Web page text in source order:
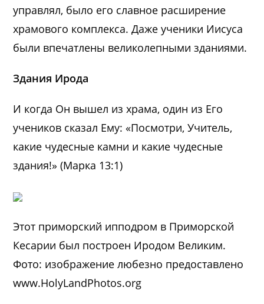
управлял, было его славное расширение
храмового комплекса. Даже ученики Иисуса
были впечатлены великолепными зданиями.
Здания Ирода
И когда Он вышел из храма, один из Его
учеников сказал Ему: «Посмотри, Учитель,
какие чудесные камни и какие чудесные
здания!» (Марка 13:1)
Этот приморский ипподром в Приморской
Кесарии был построен Иродом Великим.
Фото: изображение любезно предоставлено
www.HolyLandPhotos.org